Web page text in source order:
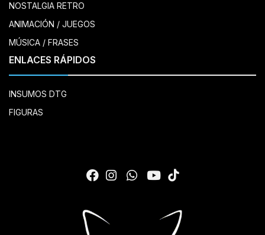
NOSTALGIA RETRO
ANIMACIÓN / JUEGOS
MÚSICA / FRASES
ENLACES RÁPIDOS
INSUMOS DTG
FIGURAS